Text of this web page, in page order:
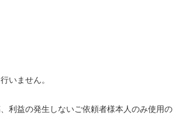
いません。
利益の発生しないご依頼者様本人のみ使用の